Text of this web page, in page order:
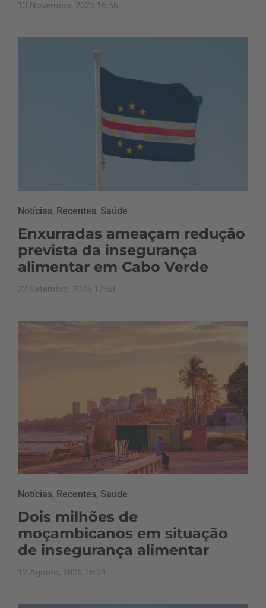
13 Novembro, 2025 16:56
Notícias, Recentes, Saúde
Enxurradas ameaçam redução
prevista da insegurança
alimentar em Cabo Verde
22 Setembro, 2025 12:58
Notícias, Recentes, Saúde
Dois milhões de
moçambicanos em situação
de insegurança alimentar
12 Agosto, 2025 16:34